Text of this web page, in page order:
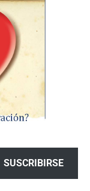
SUSCRIBIRSE